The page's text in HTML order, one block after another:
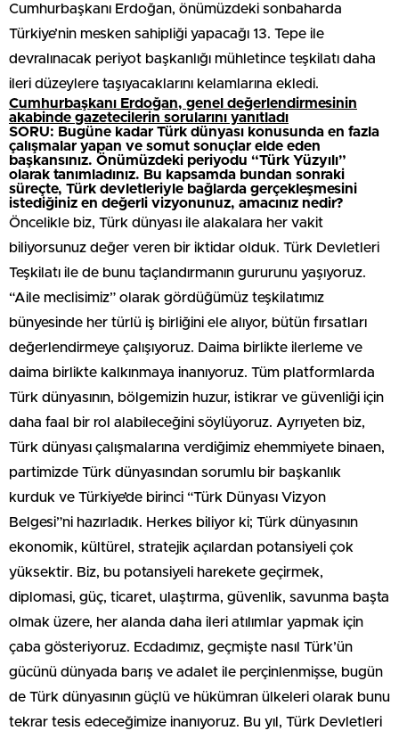
Cumhurbaşkanı Erdoğan, önümüzdeki sonbaharda
Türkiye’nin mesken sahipliği yapacağı 13. Tepe ile
devralınacak periyot başkanlığı mühletince teşkilatı daha
ileri düzeylere taşıyacaklarını kelamlarına ekledi.
Cumhurbaşkanı Erdoğan, genel değerlendirmesinin
akabinde gazetecilerin sorularını yanıtladı
SORU: Bugüne kadar Türk dünyası konusunda en fazla
çalışmalar yapan ve somut sonuçlar elde eden
başkansınız. Önümüzdeki periyodu “Türk Yüzyılı”
olarak tanımladınız. Bu kapsamda bundan sonraki
süreçte, Türk devletleriyle bağlarda gerçekleşmesini
istediğiniz en değerli vizyonunuz, amacınız nedir?
Öncelikle biz, Türk dünyası ile alakalara her vakit
biliyorsunuz değer veren bir iktidar olduk. Türk Devletleri
Teşkilatı ile de bunu taçlandırmanın gururunu yaşıyoruz.
“Aile meclisimiz” olarak gördüğümüz teşkilatımız
bünyesinde her türlü iş birliğini ele alıyor, bütün fırsatları
değerlendirmeye çalışıyoruz. Daima birlikte ilerleme ve
daima birlikte kalkınmaya inanıyoruz. Tüm platformlarda
Türk dünyasının, bölgemizin huzur, istikrar ve güvenliği için
daha faal bir rol alabileceğini söylüyoruz. Ayrıyeten biz,
Türk dünyası çalışmalarına verdiğimiz ehemmiyete binaen,
partimizde Türk dünyasından sorumlu bir başkanlık
kurduk ve Türkiye’de birinci “Türk Dünyası Vizyon
Belgesi”ni hazırladık. Herkes biliyor ki; Türk dünyasının
ekonomik, kültürel, stratejik açılardan potansiyeli çok
yüksektir. Biz, bu potansiyeli harekete geçirmek,
diplomasi, güç, ticaret, ulaştırma, güvenlik, savunma başta
olmak üzere, her alanda daha ileri atılımlar yapmak için
çaba gösteriyoruz. Ecdadımız, geçmişte nasıl Türk’ün
gücünü dünyada barış ve adalet ile perçinlenmişse, bugün
de Türk dünyasının güçlü ve hükümran ülkeleri olarak bunu
tekrar tesis edeceğimize inanıyoruz. Bu yıl, Türk Devletleri